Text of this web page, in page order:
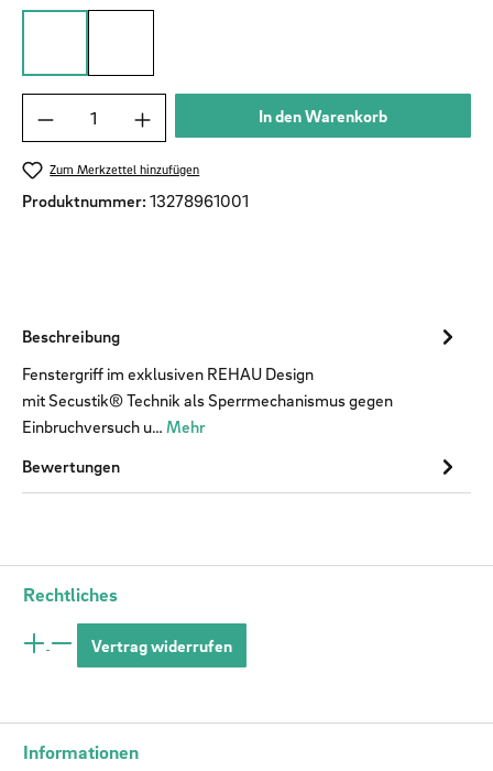
Produkt Anzahl: Gib den gewünschten Wert
In den Warenkorb
Zum Merkzettel hinzufügen
Produktnummer: 13278961001
Beschreibung
​ Fenstergriff im exklusiven REHAU Design
mit Secustik® Technik als Sperrmechanismus gegen
Einbruchversuch u… Mehr
Bewertungen
Rechtliches
Vertrag widerrufen
Informationen